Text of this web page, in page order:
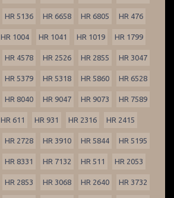
HR 5136 HR 6658 HR 6805 HR 476
HR 1004 HR 1041 HR 1019 HR 1799
HR 4578 HR 2526 HR 2855 HR 3047
HR 5379 HR 5318 HR 5860 HR 6528
HR 8040 HR 9047 HR 9073 HR 7589
HR 611 HR 931 HR 2316 HR 2415
HR 2728 HR 3910 HR 5844 HR 5195
HR 8331 HR 7132 HR 511 HR 2053
HR 2853 HR 3068 HR 2640 HR 3732